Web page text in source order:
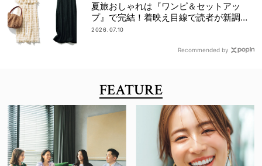
夏旅おしゃれは『ワンピ＆セットアッ
プ』で完結！着映え目線で読者が新調し
たのは？
2026.07.10
Recommended by
FEATURE